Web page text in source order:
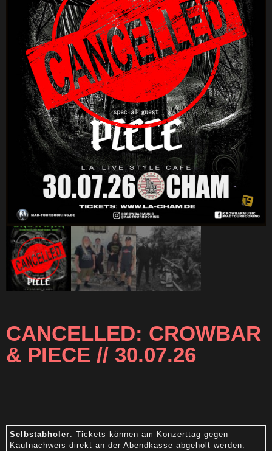
CANCELLED: CROWBAR
& PIECE // 30.07.26
Selbstabholer: Tickets können am Konzerttag gegen
Kaufnachweis direkt an der Abendkasse abgeholt werden.